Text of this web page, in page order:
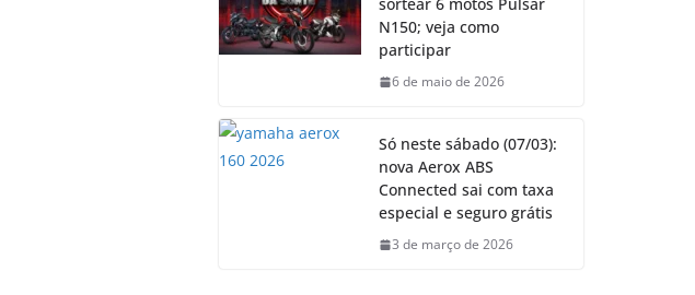
sortear 6 motos Pulsar
N150; veja como
participar
6 de maio de 2026
Só neste sábado (07/03):
nova Aerox ABS
Connected sai com taxa
especial e seguro grátis
3 de março de 2026